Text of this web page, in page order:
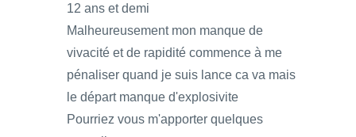
12 ans et demi
Malheureusement mon manque de
vivacité et de rapidité commence à me
pénaliser quand je suis lance ca va mais
le départ manque d'explosivite
Pourriez vous m'apporter quelques